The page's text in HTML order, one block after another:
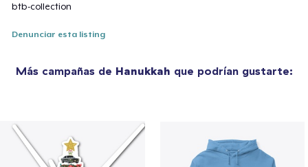
btb-collection
Denunciar esta listing
Más campañas de Hanukkah que podrían gustarte: